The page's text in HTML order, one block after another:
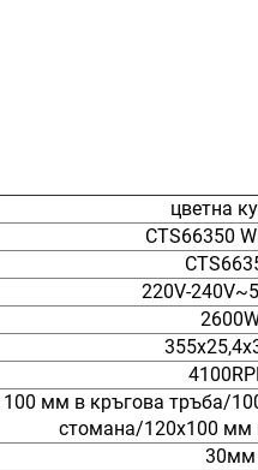
цветна
CTS66350
220V-
100 мм в кръгова тръба/
стомана/120x100 мм
30мм